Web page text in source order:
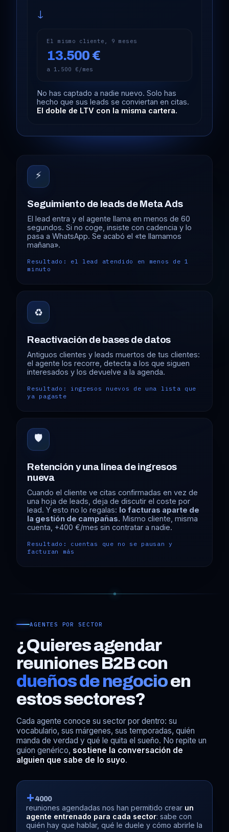
→
El mismo cliente, 9 meses
13.500 €
a 1.500 €/mes
No has captado a nadie nuevo. Solo has
hecho que sus leads se conviertan en citas.
El doble de LTV con la misma cartera.
⚡
Seguimiento de leads de Meta Ads
El lead entra y el agente llama en menos de 60
segundos. Si no coge, insiste con cadencia y lo
pasa a WhatsApp. Se acabó el «te llamamos
mañana».
Resultado: el lead atendido en menos de 1
minuto
♻️
Reactivación de bases de datos
Antiguos clientes y leads muertos de tus clientes:
el agente los recorre, detecta a los que siguen
interesados y los devuelve a la agenda.
Resultado: ingresos nuevos de una lista que
ya pagaste
🛡️
Retención y una línea de ingresos
nueva
Cuando el cliente ve citas confirmadas en vez de
una hoja de leads, deja de discutir el coste por
lead. Y esto no lo regalas: lo facturas aparte de
la gestión de campañas. Mismo cliente, misma
cuenta, +400 €/mes sin contratar a nadie.
Resultado: cuentas que no se pausan y
facturan más
AGENTES POR SECTOR
¿Quieres agendar
reuniones B2B con
dueños de negocioen
estos sectores?
Cada agente conoce su sector por dentro: su
vocabulario, sus márgenes, sus temporadas, quién
manda de verdad y qué le quita el sueño. No repite un
guion genérico, sostiene la conversación de
alguien que sabe de lo suyo.
+ 4000
reuniones agendadas nos han permitido crear un
agente entrenado para cada sector: sabe con
quién hay que hablar, qué le duele y cómo abrirle la